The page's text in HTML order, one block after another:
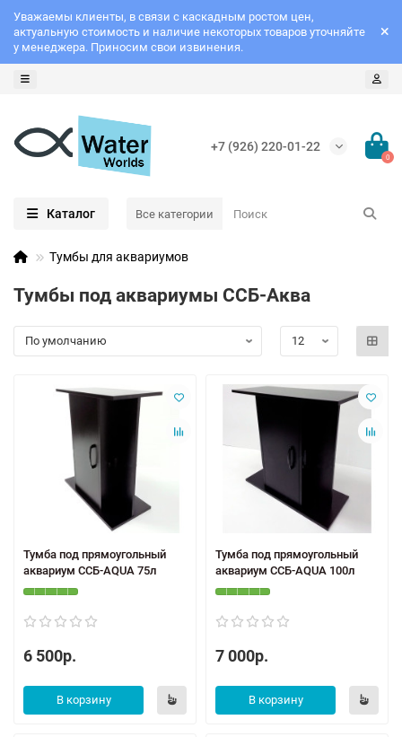
Уважаемы клиенты, в связи с каскадным ростом цен,
актуальную стоимость и наличие некоторых товаров уточняйте
у менеджера. Приносим свои извинения.
+7 (926) 220-01-22
0
Каталог Все категории
Тумбы для аквариумов
Тумбы под аквариумы ССБ-Аква
Тумба под прямоугольный
аквариум ССБ-AQUA 75л
6 500р.
В корзину
Тумба под прямоугольный
аквариум ССБ-AQUA 100л
7 000р.
В корзину